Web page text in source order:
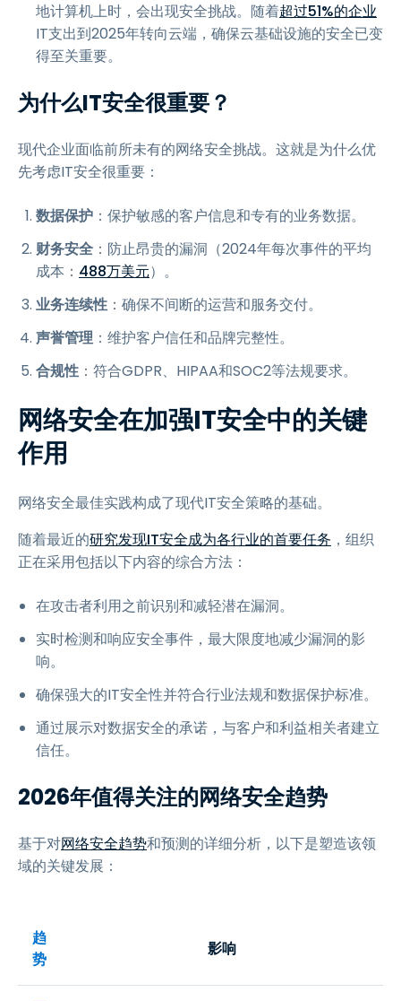
地计算机上时，会出现安全挑战。随着超过51%的企业
IT支出到2025年转向云端，确保云基础设施的安全已变
得至关重要。
为什么IT安全很重要？
现代企业面临前所未有的网络安全挑战。这就是为什么优
先考虑IT安全很重要：
数据保护 ：保护敏感的客户信息和专有的业务数据。
财务安全 ：防止昂贵的漏洞（2024年每次事件的平均
成本： 488万美元）。
业务连续性 ：确保不间断的运营和服务交付。
声誉管理 ：维护客户信任和品牌完整性。
合规性 ：符合GDPR、HIPAA和SOC2等法规要求。
网络安全在加强IT安全中的关键
作用
网络安全最佳实践构成了现代IT安全策略的基础。
随着最近的研究发现IT安全成为各行业的首要任务 ，组织
正在采用包括以下内容的综合方法：
在攻击者利用之前识别和减轻潜在漏洞。
实时检测和响应安全事件，最大限度地减少漏洞的影
响。
确保强大的IT安全性并符合行业法规和数据保护标准。
通过展示对数据安全的承诺，与客户和利益相关者建立
信任。
2026年值得关注的网络安全趋势
基于对网络安全趋势和预测的详细分析，以下是塑造该领
域的关键发展：
趋
势
影响